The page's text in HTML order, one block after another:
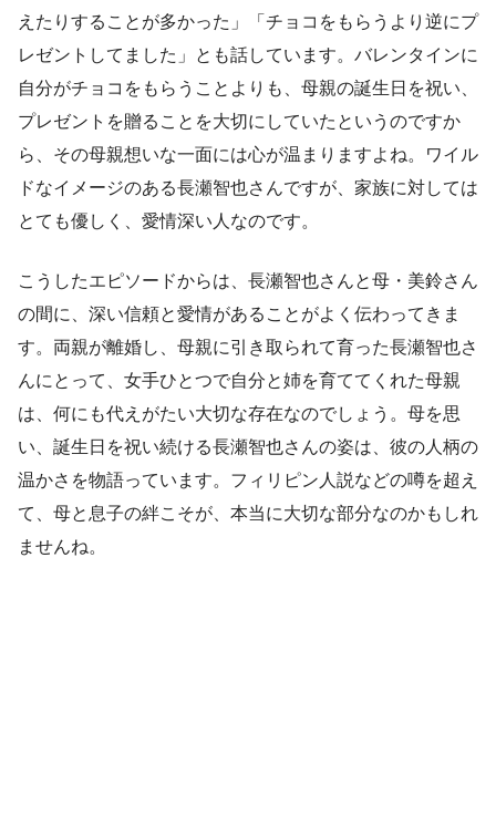
えたりすることが多かった」「チョコをもらうより逆にプ
レゼントしてました」とも話しています。バレンタインに
自分がチョコをもらうことよりも、母親の誕生日を祝い、
プレゼントを贈ることを大切にしていたというのですか
ら、その母親想いな一面には心が温まりますよね。ワイル
ドなイメージのある長瀬智也さんですが、家族に対しては
とても優しく、愛情深い人なのです。
こうしたエピソードからは、長瀬智也さんと母・美鈴さん
の間に、深い信頼と愛情があることがよく伝わってきま
す。両親が離婚し、母親に引き取られて育った長瀬智也さ
んにとって、女手ひとつで自分と姉を育ててくれた母親
は、何にも代えがたい大切な存在なのでしょう。母を思
い、誕生日を祝い続ける長瀬智也さんの姿は、彼の人柄の
温かさを物語っています。フィリピン人説などの噂を超え
て、母と息子の絆こそが、本当に大切な部分なのかもしれ
ませんね。